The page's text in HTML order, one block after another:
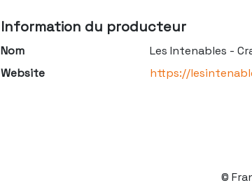
Information du producteur
Nom
Les Intenables -
Website
https://
©